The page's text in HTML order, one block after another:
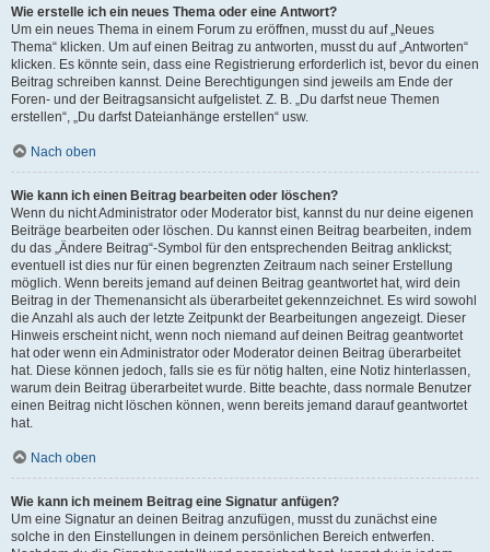
Wie erstelle ich ein neues Thema oder eine Antwort?
Um ein neues Thema in einem Forum zu eröffnen, musst du auf „Neues
Thema“ klicken. Um auf einen Beitrag zu antworten, musst du auf „Antworten“
klicken. Es könnte sein, dass eine Registrierung erforderlich ist, bevor du einen
Beitrag schreiben kannst. Deine Berechtigungen sind jeweils am Ende der
Foren- und der Beitragsansicht aufgelistet. Z. B. „Du darfst neue Themen
erstellen“, „Du darfst Dateianhänge erstellen“ usw.
Nach oben
Wie kann ich einen Beitrag bearbeiten oder löschen?
Wenn du nicht Administrator oder Moderator bist, kannst du nur deine eigenen
Beiträge bearbeiten oder löschen. Du kannst einen Beitrag bearbeiten, indem
du das „Ändere Beitrag“-Symbol für den entsprechenden Beitrag anklickst;
eventuell ist dies nur für einen begrenzten Zeitraum nach seiner Erstellung
möglich. Wenn bereits jemand auf deinen Beitrag geantwortet hat, wird dein
Beitrag in der Themenansicht als überarbeitet gekennzeichnet. Es wird sowohl
die Anzahl als auch der letzte Zeitpunkt der Bearbeitungen angezeigt. Dieser
Hinweis erscheint nicht, wenn noch niemand auf deinen Beitrag geantwortet
hat oder wenn ein Administrator oder Moderator deinen Beitrag überarbeitet
hat. Diese können jedoch, falls sie es für nötig halten, eine Notiz hinterlassen,
warum dein Beitrag überarbeitet wurde. Bitte beachte, dass normale Benutzer
einen Beitrag nicht löschen können, wenn bereits jemand darauf geantwortet
hat.
Nach oben
Wie kann ich meinem Beitrag eine Signatur anfügen?
Um eine Signatur an deinen Beitrag anzufügen, musst du zunächst eine
solche in den Einstellungen in deinem persönlichen Bereich entwerfen.